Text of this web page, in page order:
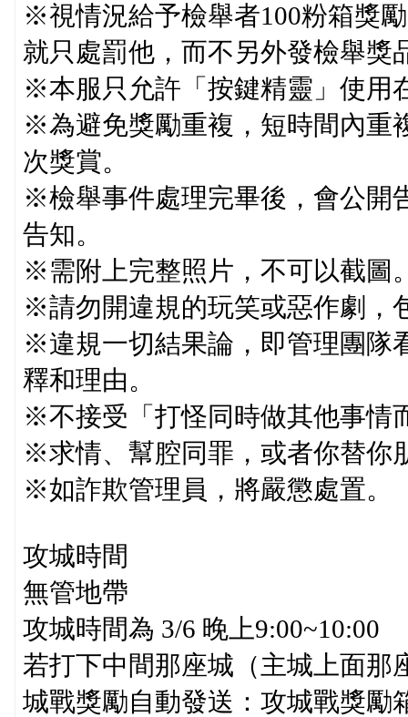
※視情況給予檢舉者100粉箱獎
就只處罰他，而不另外發檢舉獎
※本服只允許「按鍵精靈」使用
※為避免獎勵重複，短時間內重
次獎賞。
※檢舉事件處理完畢後，會公開
告知。
※需附上完整照片，不可以截圖
※請勿開違規的玩笑或惡作劇，
※違規一切結果論，即管理團隊
釋和理由。
※不接受「打怪同時做其他事情
※求情、幫腔同罪，或者你替你
※如詐欺管理員，將嚴懲處置。
攻城時間
無管地帶
攻城時間為 3/6 晚上9:00~10:00
若打下中間那座城（主城上面那
城戰獎勵自動發送：攻城戰獎勵